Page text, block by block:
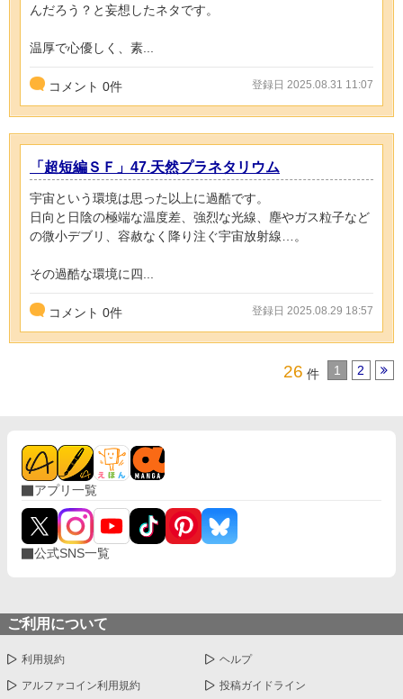
んだろう？と妄想したネタです。
温厚で心優しく、素...
コメント 0件 登録日 2025.08.31 11:07
「超短編ＳＦ」47.天然プラネタリウム
宇宙という環境は思った以上に過酷です。
日向と日陰の極端な温度差、強烈な光線、塵やガス粒子など
の微小デブリ、容赦なく降り注ぐ宇宙放射線…。
その過酷な環境に四...
コメント 0件 登録日 2025.08.29 18:57
26 件 1 2
アプリ一覧
公式SNS一覧
ご利用について
利用規約 ヘルプ
アルファコイン利用規約 投稿ガイドライン